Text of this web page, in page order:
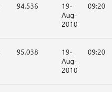
94,536
19-
Aug-
2010
09:20
95,038
19-
Aug-
2010
09:20